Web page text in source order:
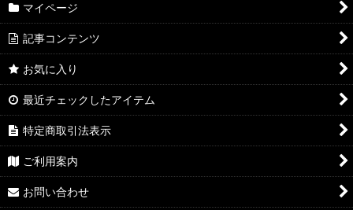
YUZ3.0 SSP/SP/SR
YUZ3.0 KR/R
YUZ3.0 U/C
YUZ3.0 その他
NEX3.0 SSP/SP/SR
NEX3.0 KR/R
マイページ
記事コンテンツ
お気に入り
最近チェックしたアイテム
特定商取引法表示
ご利用案内
お問い合わせ